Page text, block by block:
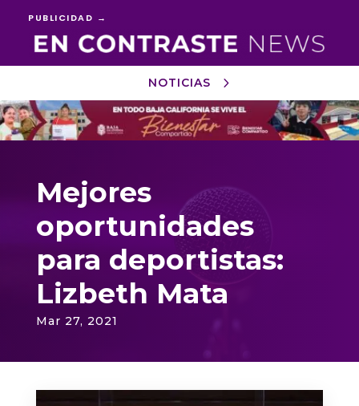
PUBLICIDAD →
NOTICIAS
Reproductor
de
vídeo
Mejores
oportunidades
para deportistas:
Lizbeth Mata
Mar 27, 2021